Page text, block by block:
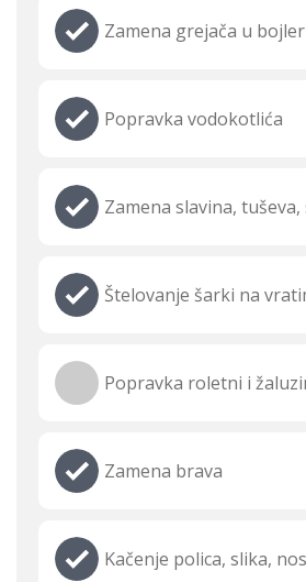
Zamena grejača u
Popravka vodokotlića
Zamena slavina,
Štelovanje šarki na
Popravka roletni i
Zamena brava
Kačenje polica, slika,